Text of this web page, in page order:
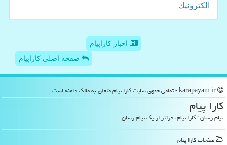
الكترونیك
اخبار کاراپیام
صفحه اصلی کاراپیام
كارا پیام
پیام رسان : کارا پیام، فراتر از یک پیام رسان
صفحات كارا پیام